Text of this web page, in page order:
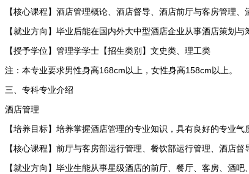
【核心课程】酒店管理概论、酒店督导、酒店前厅与客房管理
【就业方向】毕业后能在国内外大中型酒店企业从事酒店策划
【授予学位】管理学学士【招生类别】文史类、理工类
注：本专业要求男性身高168cm以上，女性身高158cm以上。
三、专科专业介绍
酒店管理
【培养目标】培养掌握酒店管理的专业知识，具有良好的专业
【核心课程】前厅与客房部运行管理、餐饮部运行管理、酒店
【就业方向】毕业生能从事星级酒店的前厅、餐厅、客房、酒